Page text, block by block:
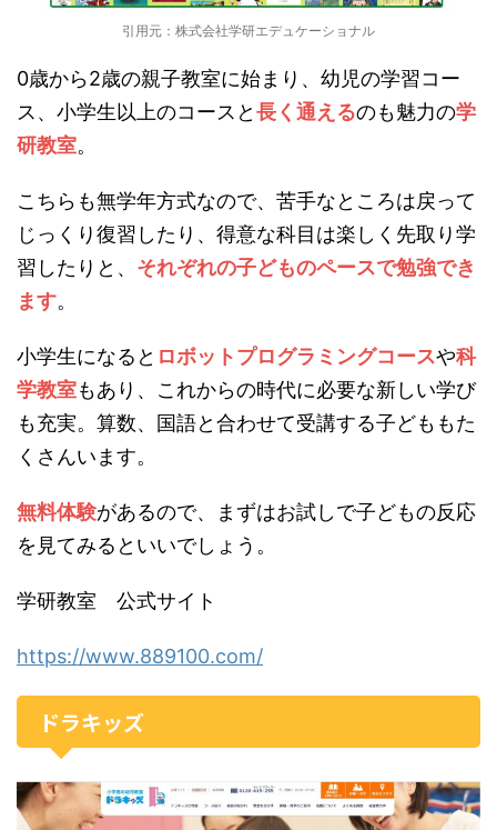
引用元：株式会社学研エデュケーショナル
0歳から2歳の親子教室に始まり、幼児の学習コー
ス、小学生以上のコースと長く通えるのも魅力の学
研教室。
こちらも無学年方式なので、苦手なところは戻って
じっくり復習したり、得意な科目は楽しく先取り学
習したりと、 それぞれの子どものペースで勉強でき
ます。
小学生になると ロボットプログラミングコースや科
学教室もあり、これからの時代に必要な新しい学び
も充実。算数、国語と合わせて受講する子どももた
くさんいます。
無料体験があるので、まずはお試しで子どもの反応
を見てみるといいでしょう。
学研教室 公式サイト
https://www.889100.com/
ドラキッズ